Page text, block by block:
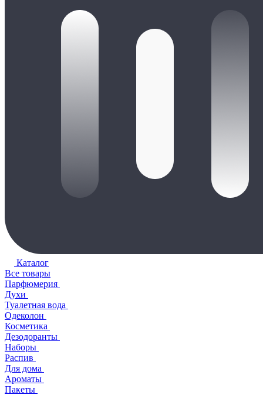
Каталог
Все товары
Парфюмерия
Духи
Туалетная вода
Одеколон
Косметика
Дезодоранты
Наборы
Распив
Для дома
Ароматы
Пакеты